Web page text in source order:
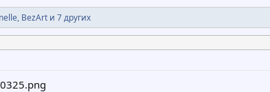
, BezArt и 7 других